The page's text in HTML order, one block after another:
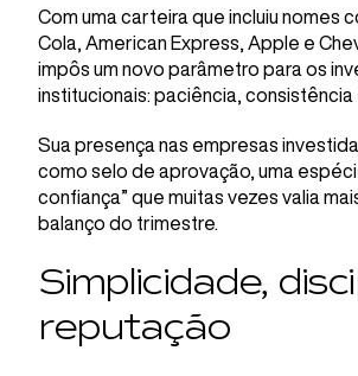
Com uma carteira que incluiu nomes
Cola, American Express, Apple e
impôs um novo parâmetro para os
institucionais: paciência, consistência
Sua presença nas empresas
como selo de aprovação, uma
confiança” que muitas vezes valia
balanço do trimestre.
Simplicidade,
reputação